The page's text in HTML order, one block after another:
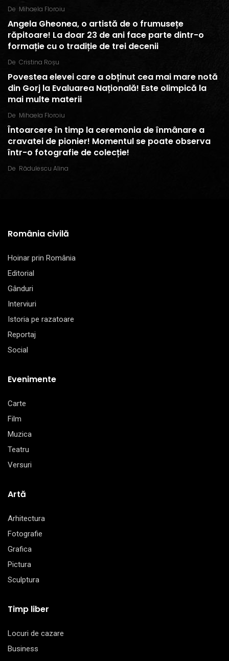
De Mihaela Floroiu
Angela Gheonea, o artistă de o frumusețe
răpitoare! La doar 23 de ani face parte dintr-o
formație cu o tradiție de trei decenii
De Cristina Roșu
Povestea elevei care a obținut cea mai mare notă
din Gorj la Evaluarea Națională! Este olimpică la
mai multe materii
De Mihaela Floroiu
Întoarcere în timp la ceremonia de înmânare a
cravatei de pionier! Momentul se poate observa
într-o fotografie de colecție!
De Rădulescu Alina
România civilă
Hoinar prin România
Editorial
Gânduri
Interviuri
Istoria pe razatoare
Reportaj
Social
Evenimente
Carte
Film
Muzica
Teatru
Versuri
Artă
Arhitectura
Fotografie
Grafica
Pictura
Sculptura
Timp liber
Locuri de cazare
Business